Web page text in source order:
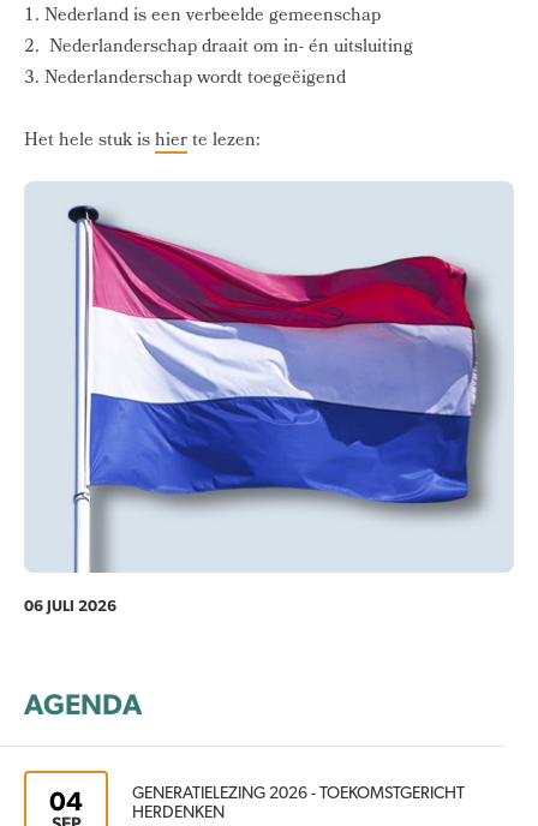
1. Nederland is een verbeelde gemeenschap
2. Nederlanderschap draait om in- én uitsluiting
3. Nederlanderschap wordt toegeëigend
Het hele stuk ishierte lezen:
06 JULI 2026
AGENDA
04
GENERATIELEZING 2026 - TOEKOMSTGERICHT
HERDENKEN